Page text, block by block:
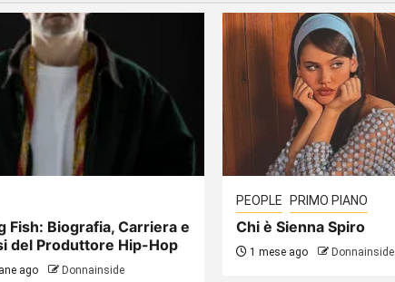
Fish: Biografia, Carriera e
del Produttore Hip-Hop
ago Donnainside
PEOPLE PRIMO PIANO
Chi è Sienna Spiro
1 mese ago Donnainside